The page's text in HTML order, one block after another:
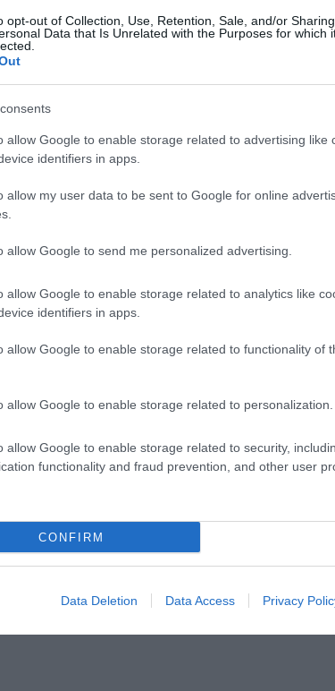
opt-out of Collection, Use, Retention, Sale, and/or Sharing
Data that Is Unrelated with the Purposes for which
allow Google to enable storage related to advertising like
identifiers in apps.
allow my user data to be sent to Google for online
allow Google to send me personalized advertising.
allow Google to enable storage related to analytics like
identifiers in apps.
allow Google to enable storage related to functionality of
allow Google to enable storage related to personalization.
allow Google to enable storage related to security,
functionality and fraud prevention, and other user
CONFIRM
Data Deletion Data Access Privacy
az EGRI ÜGYEK Google Hírek